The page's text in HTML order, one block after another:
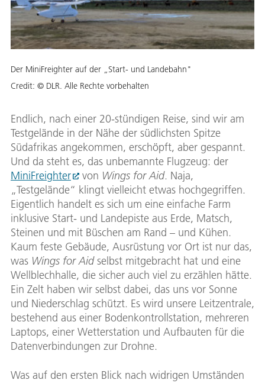
Der MiniFreighter auf der „Start- und Landebahn"
Credit: © DLR. Alle Rechte vorbehalten
Endlich, nach einer 20-stündigen Reise, sind wir am
Testgelände in der Nähe der südlichsten Spitze
Südafrikas angekommen, erschöpft, aber gespannt.
Und da steht es, das unbemannte Flugzeug: der
MiniFreighter
von Wings for Aid. Naja,
„Testgelände“ klingt vielleicht etwas hochgegriffen.
Eigentlich handelt es sich um eine einfache Farm
inklusive Start- und Landepiste aus Erde, Matsch,
Steinen und mit Büschen am Rand – und Kühen.
Kaum feste Gebäude, Ausrüstung vor Ort ist nur das,
was Wings for Aidselbst mitgebracht hat und eine
Wellblechhalle, die sicher auch viel zu erzählen hätte.
Ein Zelt haben wir selbst dabei, das uns vor Sonne
und Niederschlag schützt. Es wird unsere Leitzentrale,
bestehend aus einer Bodenkontrollstation, mehreren
Laptops, einer Wetterstation und Aufbauten für die
Datenverbindungen zur Drohne.
Was auf den ersten Blick nach widrigen Umständen